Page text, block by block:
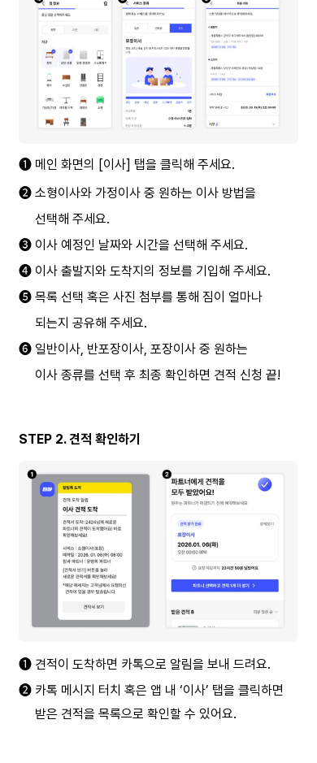
➊ 메인 화면의 [이사] 탭을 클릭해 주세요.
➋ 소형이사와 가정이사 중 원하는 이사 방법을
     선택해 주세요.
➌ 이사 예정인 날짜와 시간을 선택해 주세요.
➍ 이사 출발지와 도착지의 정보를 기입해 주세요.
➎ 목록 선택 혹은 사진 첨부를 통해 짐이 얼마나
     되는지 공유해 주세요.
➏ 일반이사, 반포장이사, 포장이사 중 원하는
     이사 종류를 선택 후 최종 확인하면 견적 신청 끝!
STEP 2. 견적 확인하기
➊ 견적이 도착하면 카톡으로 알림을 보내 드려요.
➋ 카톡 메시지 터치 혹은 앱 내 ‘이사’ 탭을 클릭하면
     받은 견적을 목록으로 확인할 수 있어요.